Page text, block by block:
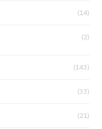
(14)
(2)
(143)
(33)
(21)